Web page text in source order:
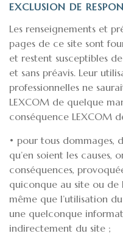
EXCLUSION DE
Les renseignements et
pages de ce site sont
et restent susceptibles
et sans préavis. Leur
professionnelles ne
LEXCOM de quelque
conséquence LEXCOM
• pour tous dommages,
qu’en soient les causes,
conséquences,
quiconque au site ou de
même que l’utilisation
une quelconque
indirectement du site ;